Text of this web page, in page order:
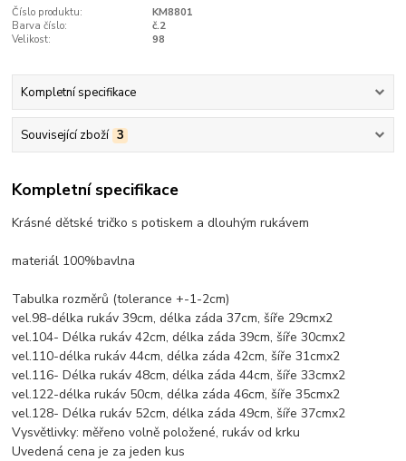
Číslo produktu:
KM8801
Barva číslo:
č.2
Velikost:
98
Kompletní specifikace
Související zboží 3
Kompletní specifikace
Krásné dětské tričko s potiskem a dlouhým rukávem
materiál 100%bavlna
Tabulka rozměrů (tolerance +-1-2cm)
vel.98-délka rukáv 39cm, délka záda 37cm, šíře 29cmx2
vel.104- Délka rukáv 42cm, délka záda 39cm, šíře 30cmx2
vel.110-délka rukáv 44cm, délka záda 42cm, šíře 31cmx2
vel.116- Délka rukáv 48cm, délka záda 44cm, šíře 33cmx2
vel.122-délka rukáv 50cm, délka záda 46cm, šíře 35cmx2
vel.128- Délka rukáv 52cm, délka záda 49cm, šíře 37cmx2
Vysvětlivky: měřeno volně položené, rukáv od krku
Uvedená cena je za jeden kus